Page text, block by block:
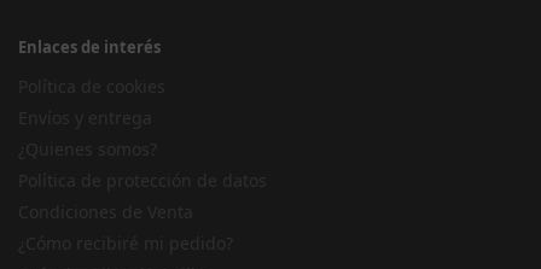
Enlaces de interés